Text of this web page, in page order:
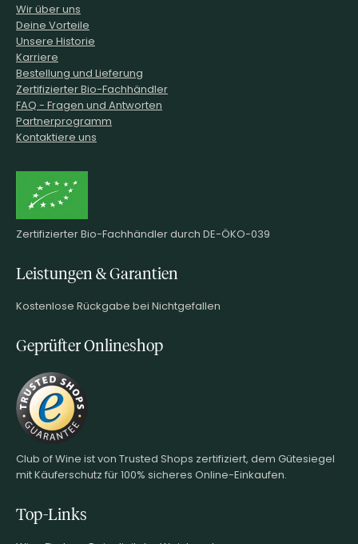
Wir über uns
Deine Vorteile
Unsere Historie
Karriere
Bestellung und Lieferung
Zertifizierter Bio-Fachhändler
FAQ - Fragen und Antworten
Partnerprogramm
Kontaktiere uns
Zertifizierter Bio-Fachhändler durch DE-ÖKO-039
Leistungen & Garantien
Kostenlose Rückgabe bei Nichtgefallen
Geprüfter Onlineshop
Club of Wine ist von Trusted Shops zertifiziert, dem Gütesiegel
mit Käuferschutz für 100% sicheres Online-Einkaufen.
Top-Links